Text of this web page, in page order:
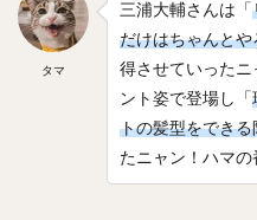
タマ
三浦大輔さんは「
だけはちゃんとや
得させていった
ント姿で登場し「
トの髪型をでき
たニャン！ハマの
杉内俊哉（すぎうちとしや
王貞治（おうさだはる）
長谷川勇也（はせがわゆうや
高津臣吾（たかつしんご）
中村奨成（なかむらしょう
一岡竜司（いちおかりゅう